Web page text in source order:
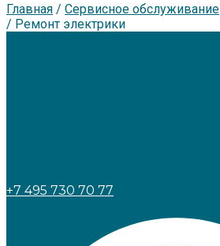
Главная / Сервисное обслуживание
/ Ремонт электрики
+7 495 730 70 77